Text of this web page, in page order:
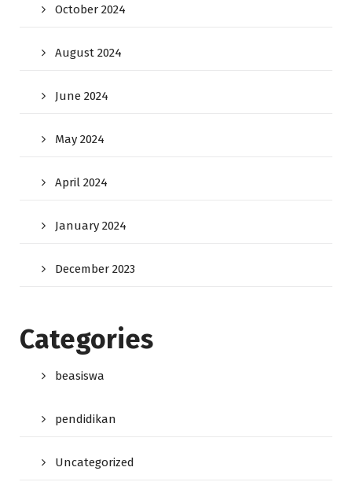
October 2024
August 2024
June 2024
May 2024
April 2024
January 2024
December 2023
Categories
beasiswa
pendidikan
Uncategorized